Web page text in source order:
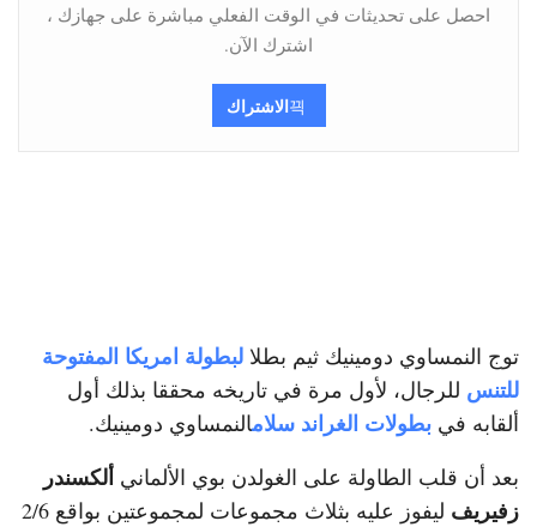
احصل على تحديثات في الوقت الفعلي مباشرة على جهازك ،
اشترك الآن.
الاشتراك
توج النمساوي دومينيك ثيم بطلا لبطولة امريكا المفتوحة
للتنس للرجال، لأول مرة في تاريخه محققا بذلك أول
ألقابه في بطولات الغراند سلامالنمساوي دومينيك.
بعد أن قلب الطاولة على الغولدن بوي الألماني ألكسندر
زفيريف
ليفوز عليه بثلاث مجموعات لمجموعتين بواقع 2/6